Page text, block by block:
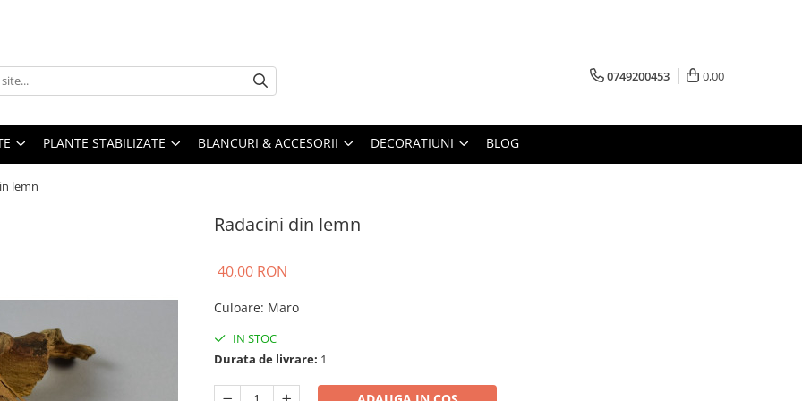
0749200453 0,00
PLANTE STABILIZATE BLANCURI & ACCESORII DECORATIUNI BLOG
lemn
Radacini din lemn
40,00 RON
Culoare: Maro
IN STOC
Durata de livrare: 1